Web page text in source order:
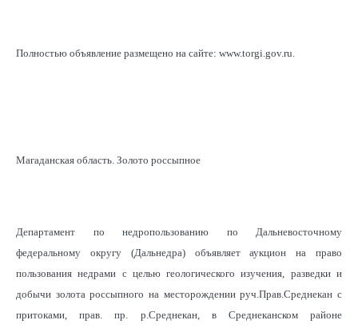
Полностью объявление размещено на сайте: www.torgi.gov.ru.
Магаданская область. Золото россыпное
Департамент по недропользованию по Дальневосточному
федеральному округу (Дальнедра) объявляет аукцион на право
пользования недрами с целью геологического изучения, разведки и
добычи золота россыпного на месторождении руч.Прав.Среднекан с
притоками, прав. пр. р.Среднекан, в Среднеканском районе